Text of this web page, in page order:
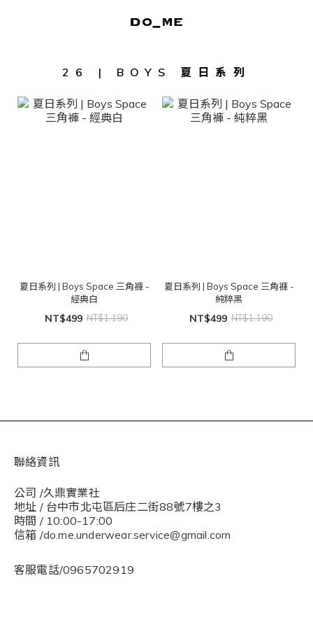
26 | BOYS 夏日系列
夏日系列 | Boys Space 三角褲 -
經典白
NT$499 NT$1,190
夏日系列 | Boys Space 三角褲 -
純粹黑
NT$499 NT$1,190
聯絡資訊
公司 /久鼎實業社
地址 / 台中市北屯區后庄二街88號7樓之3
時間 / 10:00-17:00
信箱 /do.me.underwear.service@gmail.com
客服電話/0965702919